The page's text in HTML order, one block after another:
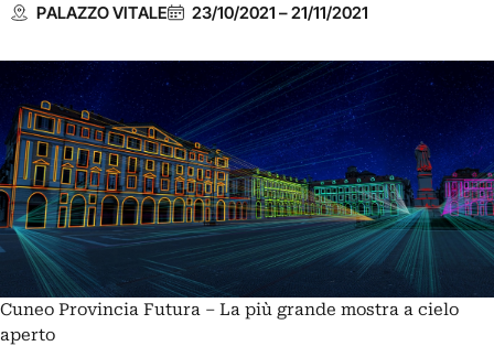
PALAZZO VITALE 23/10/2021 –21/11/2021
Cuneo Provincia Futura – La più grande mostra a cielo
aperto